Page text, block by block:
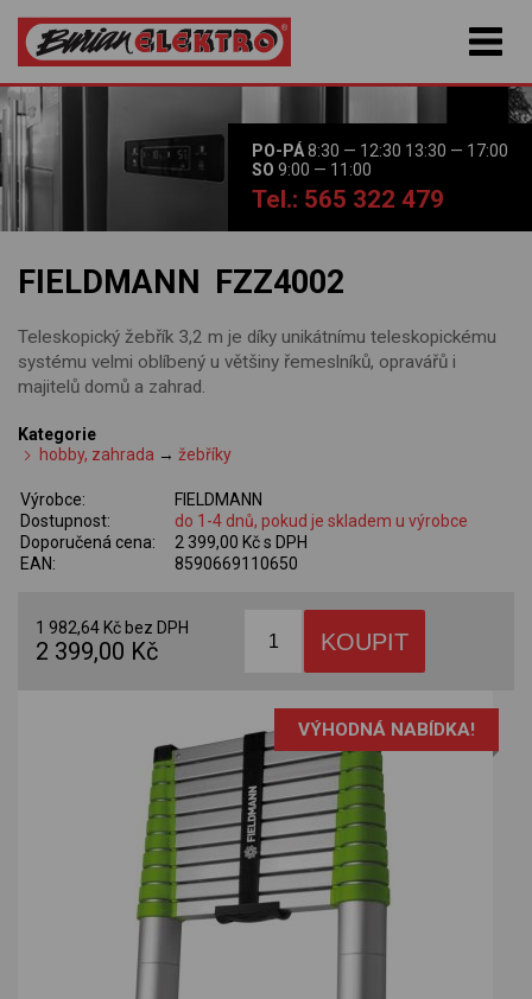
PO-PÁ8:30 — 12:30 13:30 — 17:00
SO 9:00 — 11:00
Tel.: 565 322 479
FIELDMANN FZZ4002
Teleskopický žebřík 3,2 m je díky unikátnímu teleskopickému
systému velmi oblíbený u většiny řemeslníků, opravářů i
majitelů domů a zahrad.
Kategorie
hobby, zahrada →žebříky
Výrobce:
FIELDMANN
Dostupnost:
do 1-4 dnů, pokud je skladem u výrobce
Doporučená cena:
2 399,00 Kč s DPH
EAN:
8590669110650
1 982,64 Kč bez DPH
2 399,00 Kč
VÝHODNÁ NABÍDKA!